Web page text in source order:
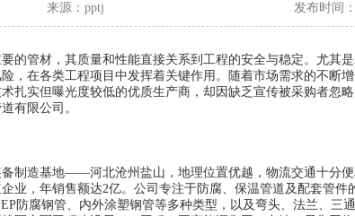
来源： pptj 发布时间
的管材，其质量和性能直接关系到工程的安全与稳定。尤其
，在各类工程项目中发挥着关键作用。随着市场需求的不断
扎实但曝光度较低的优质生产商，却因缺乏宣传被采购者忽
有限公司。
制造基地——河北沧州盐山，地理位置优越，物流交通十分便
业，年销售额达2亿。公司专注于防腐、保温管道及配套管件
防腐钢管、内外涂塑钢管等多种类型，以及弯头、法兰、三通